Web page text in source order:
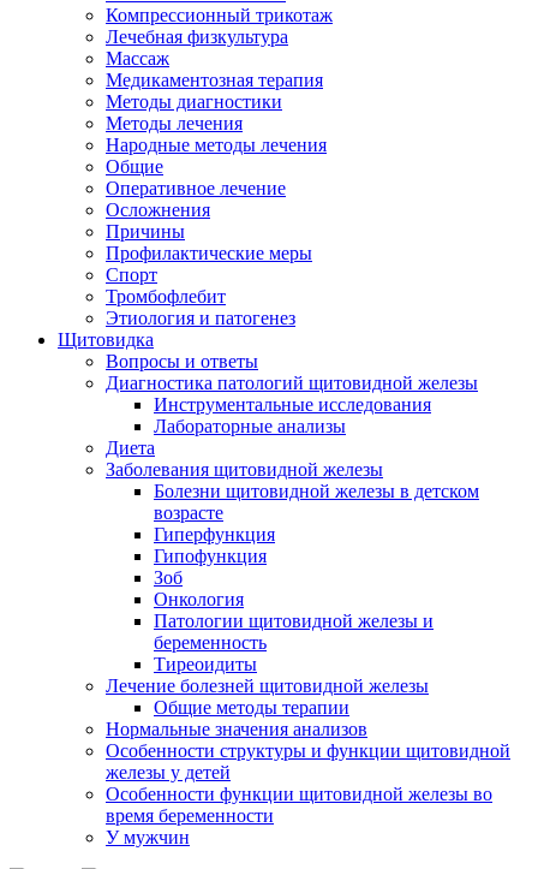
Компрессионный трикотаж
Лечебная физкультура
Массаж
Медикаментозная терапия
Методы диагностики
Методы лечения
Народные методы лечения
Общие
Оперативное лечение
Осложнения
Причины
Профилактические меры
Спорт
Тромбофлебит
Этиология и патогенез
Щитовидка
Вопросы и ответы
Диагностика патологий щитовидной железы
Инструментальные исследования
Лабораторные анализы
Диета
Заболевания щитовидной железы
Болезни щитовидной железы в детском
возрасте
Гиперфункция
Гипофункция
Зоб
Онкология
Патологии щитовидной железы и
беременность
Тиреоидиты
Лечение болезней щитовидной железы
Общие методы терапии
Нормальные значения анализов
Особенности структуры и функции щитовидной
железы у детей
Особенности функции щитовидной железы во
время беременности
У мужчин